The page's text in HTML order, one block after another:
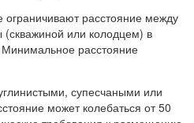
расстояние между
(скважиной или колодцем) в
Минимальное расстояние
супесчаными или
может колебаться от 50